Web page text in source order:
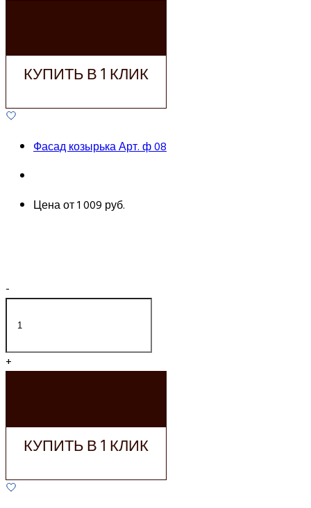
КУПИТЬ В 1 КЛИК
Фасад козырька Арт. ф 08
Цена от1 009 руб.
-
+
КУПИТЬ В 1 КЛИК